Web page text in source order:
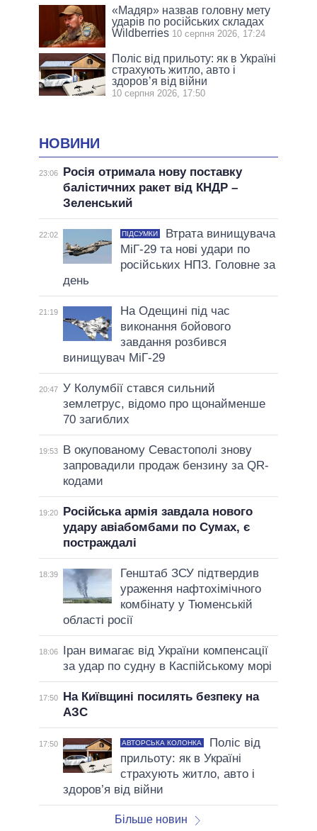
«Мадяр» назвав головну мету
ударів по російських складах
Wildberries 10 серпня 2026, 17:24
Поліс від прильоту: як в Україні
страхують житло, авто і
здоров’я від війни
10 серпня 2026, 17:50
НОВИНИ
23:06
Росія отримала нову поставку
балістичних ракет від КНДР –
Зеленський
22:02 ПІДСУМКИ
Втрата винищувача
МіГ-29 та нові удари по
російських НПЗ. Головне за
день
21:19
На Одещині під час
виконання бойового
завдання розбився
винищувач МіГ-29
20:47 У Колумбії стався сильний
землетрус, відомо про щонайменше
70 загиблих
19:53
В окупованому Севастополі знову
запровадили продаж бензину за QR-
кодами
19:20
Російська армія завдала нового
удару авіабомбами по Сумах, є
постраждалі
18:39
Генштаб ЗСУ підтвердив
ураження нафтохімічного
комбінату у Тюменській
області росії
18:06
Іран вимагає від України компенсації
за удар по судну в Каспійському морі
17:50
На Київщині посилять безпеку на
АЗС
17:50 АВТОРСЬКА КОЛОНКА
Поліс від
прильоту: як в Україні
страхують житло, авто і
здоров’я від війни
Більше новин